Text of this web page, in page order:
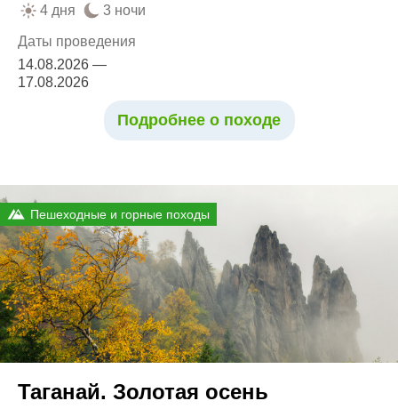
4 дня 3 ночи
Даты проведения
14.08.2026 —
17.08.2026
Подробнее о походе
Пешеходные и горные походы
Таганай. Золотая осень